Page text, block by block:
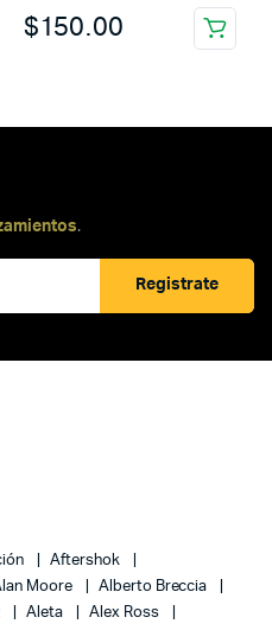
$150.00
.
Registrate
Aftershok
Moore
Alberto Breccia
Aleta
Alex Ross